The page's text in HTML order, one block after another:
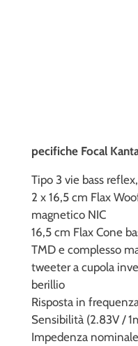
pecifiche Focal
Tipo 3 vie bass
2 x 16,5 cm Flax
magnetico NIC
16,5 cm Flax Cone
TMD e complesso
tweeter a cupola
berillio
Risposta in
Sensibilità (2.83V /
Impedenza